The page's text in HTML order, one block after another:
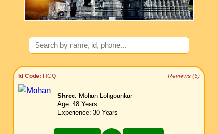
Id Code: HCQ Reviews (5)
Shree. Mohan Lohgoankar
Age: 48 Years
Experience: 30 Years